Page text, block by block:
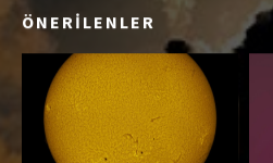
ÖNERİLENLER